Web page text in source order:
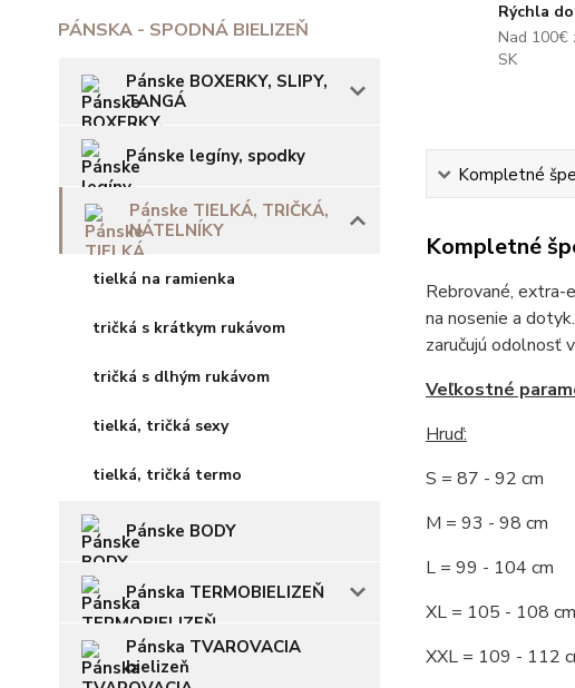
PÁNSKA - SPODNÁ BIELIZEŇ
Pánske BOXERKY, SLIPY,
TANGÁ
Pánske legíny, spodky
Pánske TIELKÁ, TRIČKÁ,
NÁTELNÍKY
tielká na ramienka
tričká s krátkym rukávom
tričká s dlhým rukávom
tielká, tričká sexy
tielká, tričká termo
Pánske BODY
Pánska TERMOBIELIZEŇ
Pánska TVAROVACIA
bielizeň
Rýchla
Nad 100€
SK
Kompletné
Kompletné
Rebrované, extra-
na nosenie a
zaručujú odolnosť
Veľkostné
Hruď:
S = 87 - 92
M = 93 - 98
L = 99 - 104
XL = 105 - 108
XXL = 109 -